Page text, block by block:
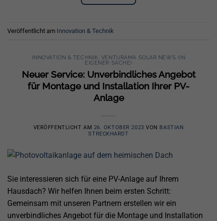
Veröffentlicht am Innovation & Technik
INNOVATION & TECHNIK, VENTURAMA SOLAR NEWS (IN
EIGENER SACHE)
Neuer Service: Unverbindliches Angebot
für Montage und Installation Ihrer PV-
Anlage
VERÖFFENTLICHT AM 26. OKTOBER 2023 VON BASTIAN
STRECKHARDT
Sie interessieren sich für eine PV-Anlage auf Ihrem
Hausdach? Wir helfen Ihnen beim ersten Schritt:
Gemeinsam mit unseren Partnern erstellen wir ein
unverbindliches Angebot für die Montage und Installation